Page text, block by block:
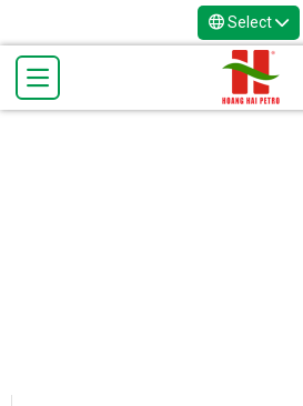
Select